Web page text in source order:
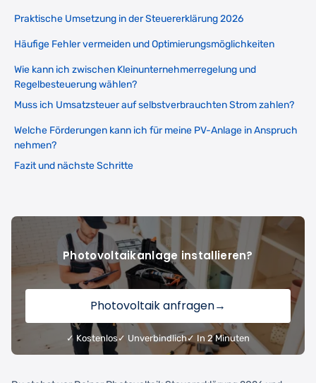
Praktische Umsetzung in der Steuererklärung 2026
Häufige Fehler vermeiden und Optimierungsmöglichkeiten
Wie kann ich zwischen Kleinunternehmerregelung und
Regelbesteuerung wählen?
Muss ich Umsatzsteuer auf selbstverbrauchten Strom zahlen?
Welche Förderungen kann ich für meine PV-Anlage in Anspruch
nehmen?
Fazit und nächste Schritte
Photovoltaikanlage installieren?
Photovoltaik anfragen→
✓ Kostenlos ✓ Unverbindlich✓ In 2 Minuten